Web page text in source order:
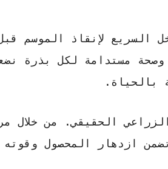
السريع لإنقاذ الموسم
مستدامة لكل بذرة
بالحياة.
الحقيقي. من خلال
ازدهار المحصول وقوته